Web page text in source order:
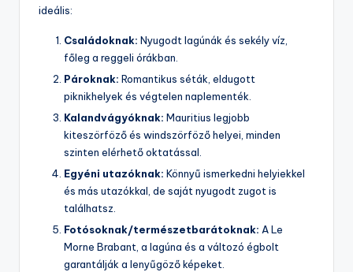
ideális:
Családoknak: Nyugodt lagúnák és sekély víz,
főleg a reggeli órákban.
Pároknak: Romantikus séták, eldugott
piknikhelyek és végtelen naplementék.
Kalandvágyóknak: Mauritius legjobb
kiteszörföző és windszörföző helyei, minden
szinten elérhető oktatással.
Egyéni utazóknak: Könnyű ismerkedni helyiekkel
és más utazókkal, de saját nyugodt zugot is
találhatsz.
Fotósoknak/természetbarátoknak: A Le
Morne Brabant, a lagúna és a változó égbolt
garantálják a lenyűgöző képeket.